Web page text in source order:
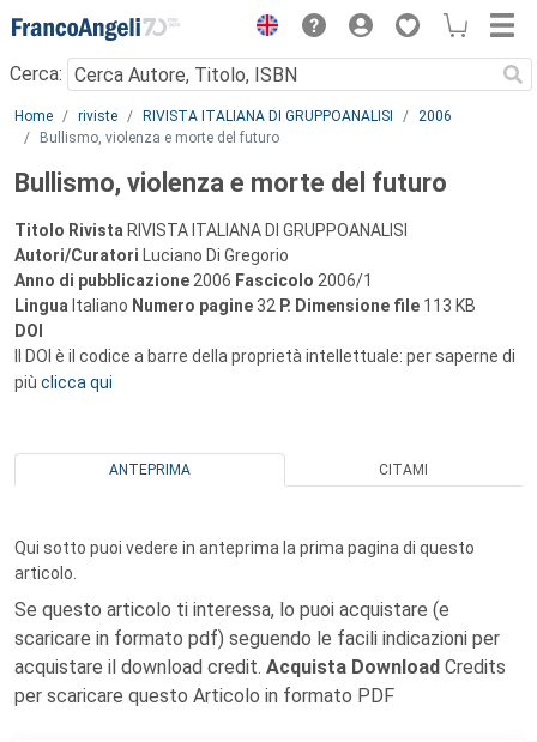
Menu
Cerca:
Main content
Home riviste RIVISTA ITALIANA DI GRUPPOANALISI
2006
Bullismo, violenza e morte del futuro
Bullismo, violenza e morte del futuro
Titolo Rivista RIVISTA ITALIANA DI GRUPPOANALISI
Autori/Curatori Luciano Di Gregorio
Anno di pubblicazione 2006 Fascicolo 2006/1
Lingua Italiano Numero pagine 32 P. Dimensione file 113 KB
DOI
Il DOI è il codice a barre della proprietà intellettuale: per saperne di
più clicca qui
ANTEPRIMA CITAMI
Qui sotto puoi vedere in anteprima la prima pagina di questo
articolo.
Se questo articolo ti interessa, lo puoi acquistare (e
scaricare in formato pdf) seguendo le facili indicazioni per
acquistare il download credit. Acquista Download Credits
per scaricare questo Articolo in formato PDF